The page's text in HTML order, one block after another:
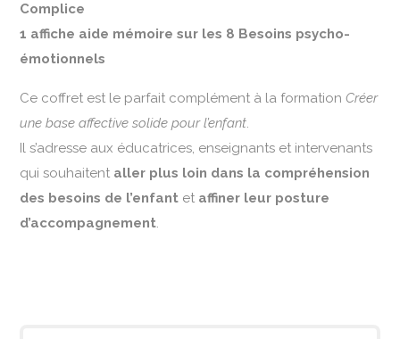
Complice
1 affiche aide mémoire sur les 8 Besoins psycho-
émotionnels
Ce coffret est le parfait complément à la formationCréer
une base affective solide pour l’enfant.
Il s’adresse aux éducatrices, enseignants et intervenants
qui souhaitent aller plus loin dans la compréhension
des besoins de l’enfant et affiner leur posture
d’accompagnement.